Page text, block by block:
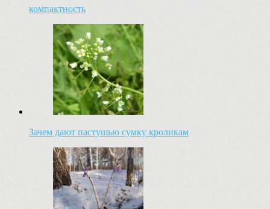
компактность
Зачем дают пастушью сумку кроликам